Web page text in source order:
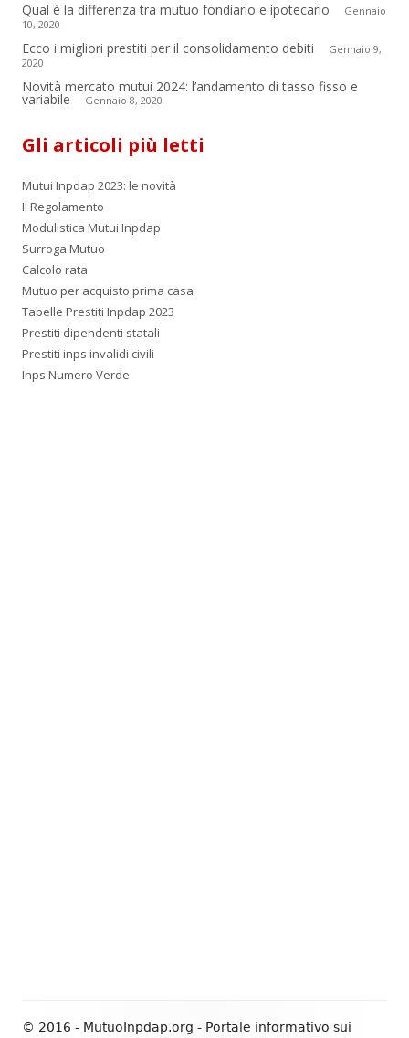
Qual è la differenza tra mutuo fondiario e ipotecario
Gennaio
10, 2020
Ecco i migliori prestiti per il consolidamento debiti
Gennaio 9,
2020
Novità mercato mutui 2024: l’andamento di tasso fisso e
variabile Gennaio 8, 2020
Gli articoli più letti
Mutui Inpdap 2023: le novità
Il Regolamento
Modulistica Mutui Inpdap
Surroga Mutuo
Calcolo rata
Mutuo per acquisto prima casa
Tabelle Prestiti Inpdap 2023
Prestiti dipendenti statali
Prestiti inps invalidi civili
Inps Numero Verde
© 2016 - MutuoInpdap.org - Portale informativo sui